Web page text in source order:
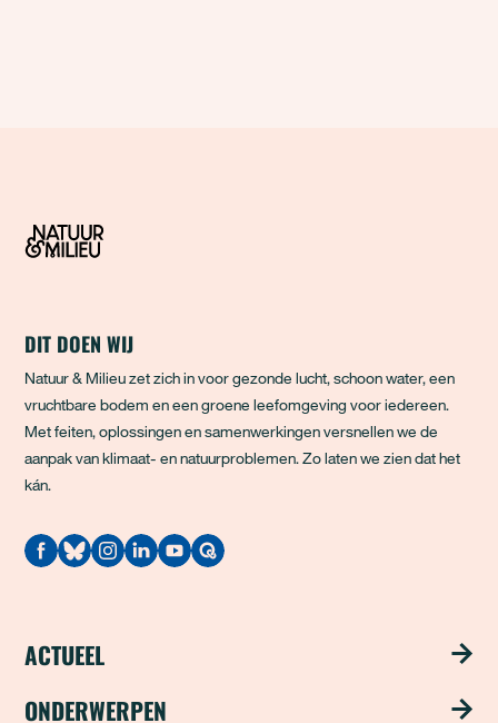
DIT DOEN WIJ
Natuur & Milieu zet zich in voor gezonde lucht, schoon water, een
vruchtbare bodem en een groene leefomgeving voor iedereen.
Met feiten, oplossingen en samenwerkingen versnellen we de
aanpak van klimaat- en natuurproblemen. Zo laten we zien dat het
kán.
Quodari
ACTUEEL
Nieuws
ONDERWERPEN